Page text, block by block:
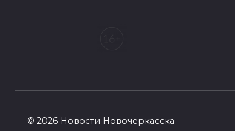
© 2026 Новости Новочеркасска